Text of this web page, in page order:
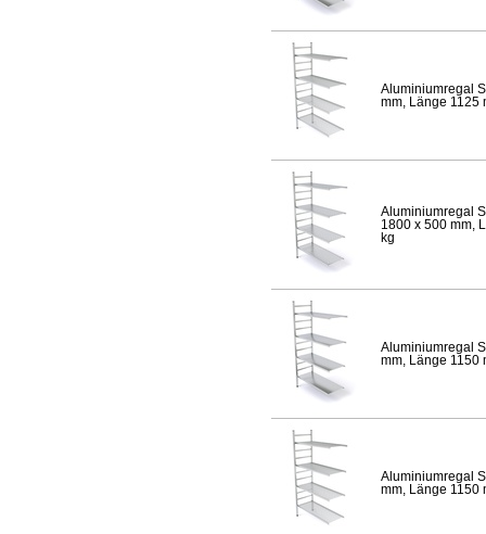
Aluminiumregal
mm, Länge 1125
Aluminiumregal
1800 x 500 mm,
kg
Aluminiumregal
mm, Länge 1150
Aluminiumregal
mm, Länge 1150